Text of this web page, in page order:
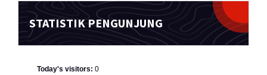
STATISTIK PENGUNJUNG
Today's visitors: 0